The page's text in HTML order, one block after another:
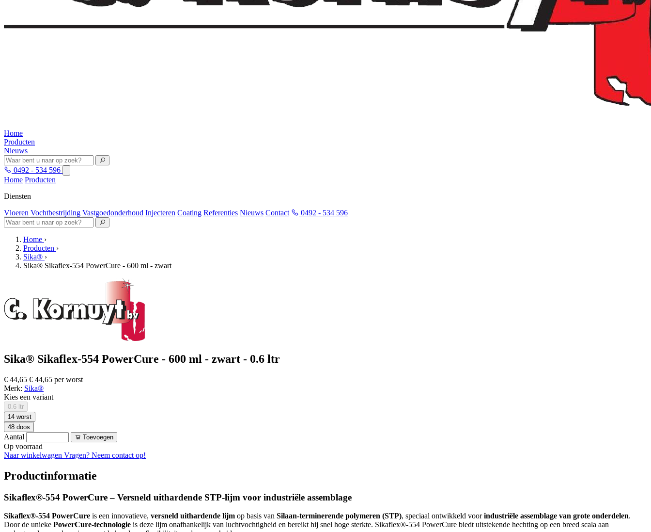
Home
Producten
Nieuws
0492 - 534 596
Home Producten
Diensten
Vloeren Vochtbestrijding Vastgoedonderhoud Injecteren Coating Referenties Nieuws Contact 0492 - 534 596
Home ›
Producten ›
Sika® ›
Sika® Sikaflex-554 PowerCure - 600 ml - zwart
Sika® Sikaflex-554 PowerCure - 600 ml - zwart - 0.6 ltr
€ 44,65 € 44,65 per worst
Merk: Sika®
Kies een variant
0.6 ltr
14 worst
48 doos
Aantal Toevoegen
Op voorraad
Naar winkelwagen Vragen? Neem contact op!
Productinformatie
Sikaflex®-554 PowerCure – Versneld uithardende STP-lijm voor industriële assemblage
Sikaflex®-554 PowerCure is een innovatieve, versneld uithardende lijm op basis van Silaan-terminerende polymeren (STP), speciaal ontwikkeld voorindustriële assemblage van grote onderdelen.
Door de unieke PowerCure-technologie is deze lijm onafhankelijk van luchtvochtigheid en bereikt hij snel hoge sterkte. Sikaflex®-554 PowerCure biedt uitstekende hechting op een breed scala aan